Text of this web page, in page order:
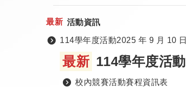
最新 活動資訊
114學年度活動2025 年 9 月 10 日
最新 114學年度活動
校內競賽活動賽程資訊表